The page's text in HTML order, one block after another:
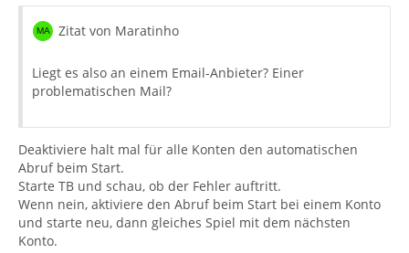
Zitat von Maratinho
Liegt es also an einem Email-Anbieter? Einer
problematischen Mail?
Deaktiviere halt mal für alle Konten den automatischen
Abruf beim Start.
Starte TB und schau, ob der Fehler auftritt.
Wenn nein, aktiviere den Abruf beim Start bei einem Konto
und starte neu, dann gleiches Spiel mit dem nächsten
Konto.